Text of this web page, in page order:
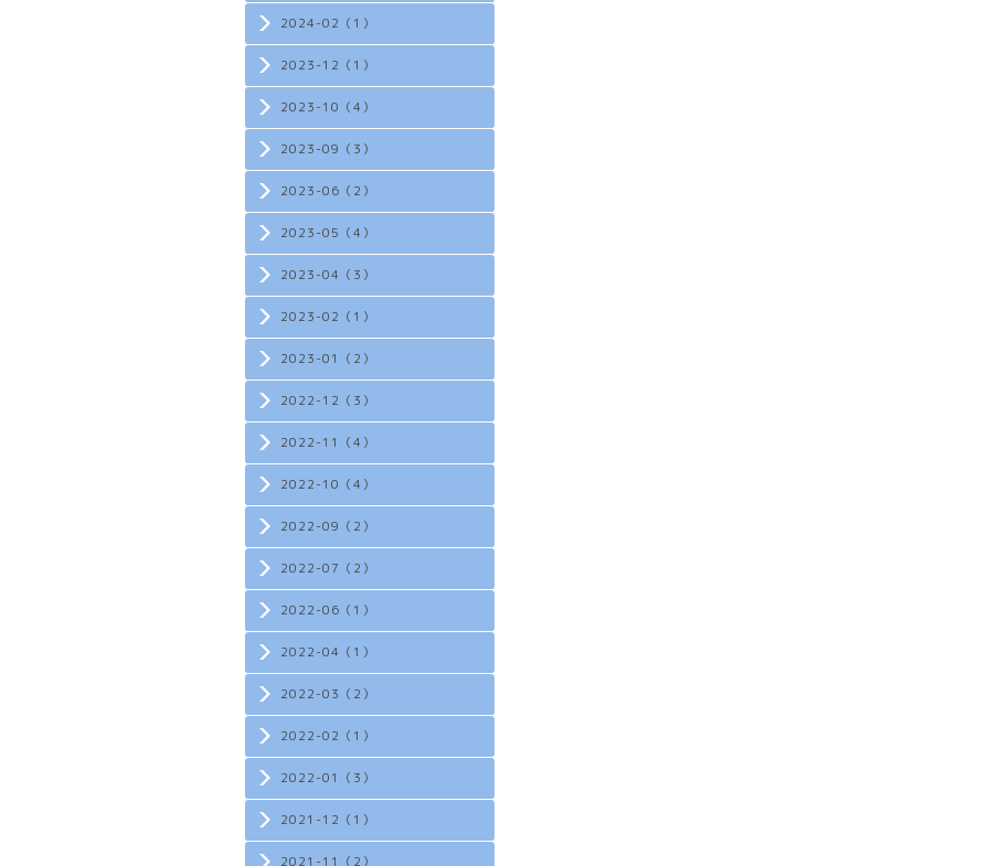
2024-02（1）
2023-12（1）
2023-10（4）
2023-09（3）
2023-06（2）
2023-05（4）
2023-04（3）
2023-02（1）
2023-01（2）
2022-12（3）
2022-11（4）
2022-10（4）
2022-09（2）
2022-07（2）
2022-06（1）
2022-04（1）
2022-03（2）
2022-02（1）
2022-01（3）
2021-12（1）
2021-11（2）